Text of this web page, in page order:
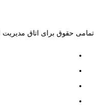
تمامی حقوق برای اتاق